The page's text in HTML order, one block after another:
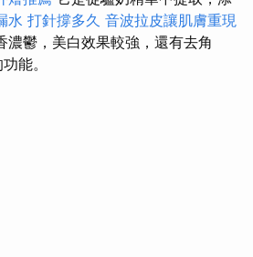
水 打針撐多久 音波拉皮讓肌膚重現
濃鬱，美白效果較強，還有去角
能。